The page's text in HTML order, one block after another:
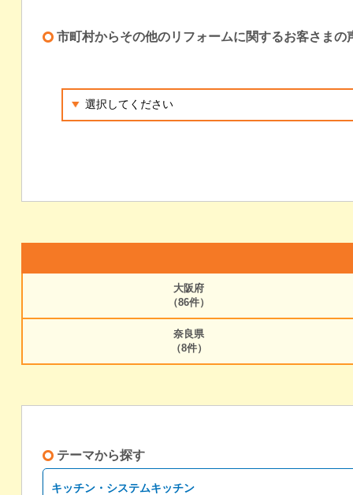
市町村からその他のリフォームに関するお客さまの
大阪府
（86件）
奈良県
（8件）
テーマから探す
キッチン・システムキッチン